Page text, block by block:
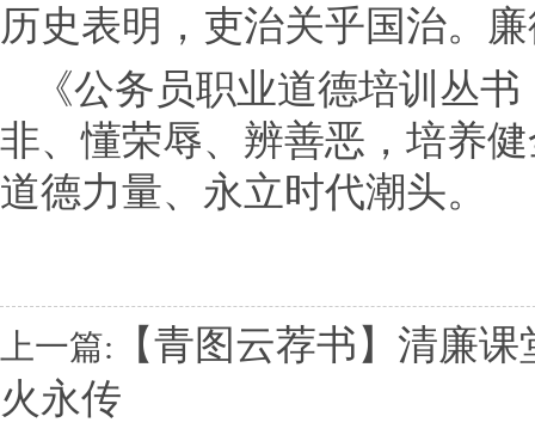
历史表明，吏治关乎国治。
《公务员职业道德培训丛
非、懂荣辱、辨善恶，培养
道德力量、永立时代潮头。
上一篇:
【青图云荐书】清廉
火永传